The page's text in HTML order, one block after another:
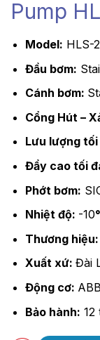
Pump
Model: HLS-
Đầu bơm:
Cánh bơm:
Cổng Hút –
Lưu lượng tối
Đẩy cao tối
Phớt bơm:
Nhiệt độ: -10°
Thương hiệu:
Xuất xứ: Đài
Động cơ:
Bảo hành: 12